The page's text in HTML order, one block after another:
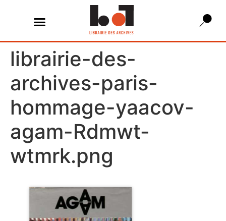
librairie-des-
archives-paris-
hommage-yaacov-
agam-Rdmwt-
wtmrk.png